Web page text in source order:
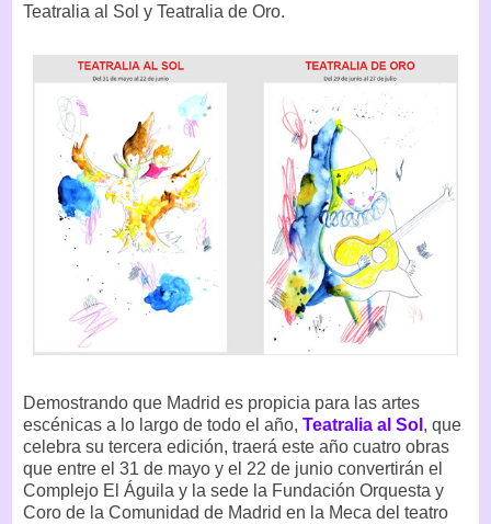
Teatralia al Sol y Teatralia de Oro.
Demostrando que Madrid es propicia para las artes
escénicas a lo largo de todo el año, Teatralia al Sol , que
celebra su tercera edición, traerá este año cuatro obras
que entre el 31 de mayo y el 22 de junio convertirán el
Complejo El Águila y la sede la Fundación Orquesta y
Coro de la Comunidad de Madrid en la Meca del teatro